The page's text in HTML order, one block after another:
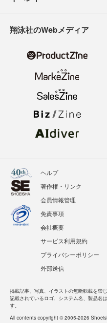
翔泳社のWebメディア
ヘルプ
著作権・リンク
会員情報管理
免責事項
会社概要
サービス利用規約
プライバシーポリシー
外部送信
掲載記事、写真、イラストの無断転載を禁じ
記載されているロゴ、システム名、製品名
す。
All contents copyright © 2005-2026